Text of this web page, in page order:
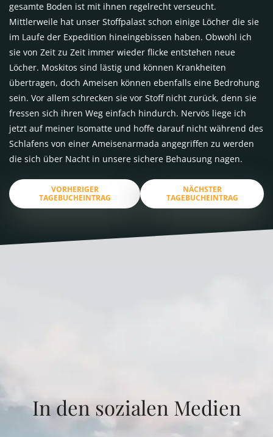
gesamte Boden ist mit ihnen regelrecht verseucht.
Mittlerweile hat unser Stoffpalast schon einige Löcher die sie
im Laufe der Expedition hineingebissen haben. Obwohl ich
sie von Zeit zu Zeit immer wieder flicke entstehen neue
Löcher. Moskitos sind lästig und können Krankheiten
übertragen, doch Ameisen können ebenfalls eine Bedrohung
sein. Vor allem schrecken sie vor Stoff nicht zurück, denn sie
fressen sich ihren Weg einfach hindurch. Nervös liege ich
jetzt auf meiner Isomatte und hoffe darauf nicht während des
Schlafens von einer Ameisenarmada angegriffen zu werden
die sich über Nacht in unsere sichere Behausung nagen.
VORHERIGER
TAGEBUCHEINTRAG
NÄCHSTER
TAGEBUCHEINTRAG
In den sozialen Medien